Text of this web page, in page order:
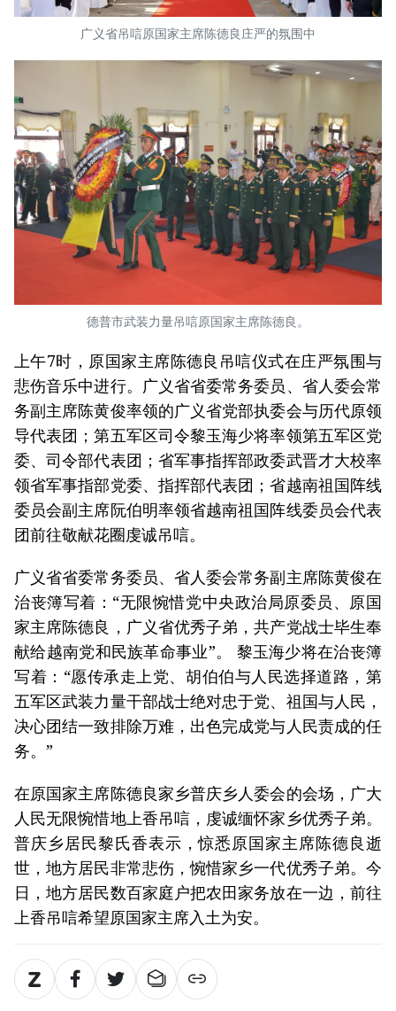
广义省吊唁原国家主席陈德良庄严的氛围中
德普市武装力量吊唁原国家主席陈德良。
上午7时，原国家主席陈德良吊唁仪式在庄严氛围与
悲伤音乐中进行。广义省省委常务委员、省人委会常
务副主席陈黄俊率领的广义省党部执委会与历代原领
导代表团；第五军区司令黎玉海少将率领第五军区党
委、司令部代表团；省军事指挥部政委武晋才大校率
领省军事指部党委、指挥部代表团；省越南祖国阵线
委员会副主席阮伯明率领省越南祖国阵线委员会代表
团前往敬献花圈虔诚吊唁。
广义省省委常务委员、省人委会常务副主席陈黄俊在
治丧簿写着：“无限惋惜党中央政治局原委员、原国
家主席陈德良，广义省优秀子弟，共产党战士毕生奉
献给越南党和民族革命事业”。 黎玉海少将在治丧簿
写着：“愿传承走上党、胡伯伯与人民选择道路，第
五军区武装力量干部战士绝对忠于党、祖国与人民，
决心团结一致排除万难，出色完成党与人民责成的任
务。”
在原国家主席陈德良家乡普庆乡人委会的会场，广大
人民无限惋惜地上香吊唁，虔诚缅怀家乡优秀子弟。
普庆乡居民黎氏香表示，惊悉原国家主席陈德良逝
世，地方居民非常悲伤，惋惜家乡一代优秀子弟。今
日，地方居民数百家庭户把农田家务放在一边，前往
上香吊唁希望原国家主席入土为安。